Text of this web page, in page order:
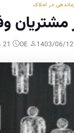
در املاک
وفادار